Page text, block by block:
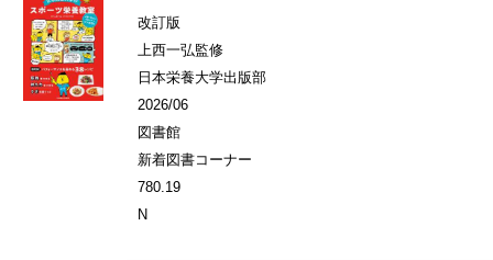
改訂版
上西一弘監修
日本栄養大学出版部
2026/06
図書館
新着図書コーナー
780.19
N